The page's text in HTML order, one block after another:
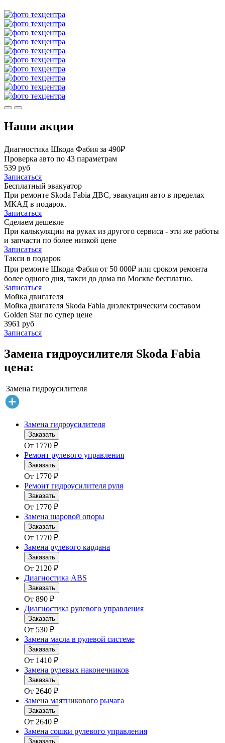
Наши акции
Диагностика Шкода Фабия за 490₽
Проверка авто по 43 параметрам
539 руб
Записаться
Бесплатный эвакуатор
При ремонте Skoda Fabia ДВС, эвакуация авто в пределах
МКАД в подарок.
Записаться
Сделаем дешевле
При калькуляции на руках из другого сервиса - эти же работы
и запчасти по более низкой цене
Записаться
Такси в подарок
При ремонте Шкода Фабия от 50 000₽ или сроком ремонта
более одного дня, такси до дома по Москве бесплатно.
Записаться
Мойка двигателя
Мойка двигателя Skoda Fabia диэлектрическим составом
Golden Star по супер цене
3961 руб
Записаться
Замена гидроусилителя Skoda Fabia
цена:
Замена гидроусилителя
Замена гидроусилителя
Заказать
От 1770 ₽
Ремонт рулевого управления
Заказать
От 1770 ₽
Ремонт гидроусилителя руля
Заказать
От 1770 ₽
Замена шаровой опоры
Заказать
От 1770 ₽
Замена рулевого кардана
Заказать
От 2120 ₽
Диагностика ABS
Заказать
От 890 ₽
Диагностика рулевого управления
Заказать
От 530 ₽
Замена масла в рулевой системе
Заказать
От 1410 ₽
Замена рулевых наконечников
Заказать
От 2640 ₽
Замена маятникового рычага
Заказать
От 2640 ₽
Замена сошки рулевого управления
Заказать